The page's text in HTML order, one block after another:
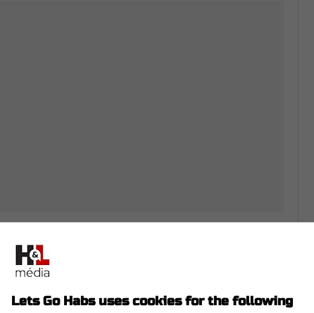
avenues afin d'améliorer son
Dvorak
Lets Go Habs uses cookies for the following